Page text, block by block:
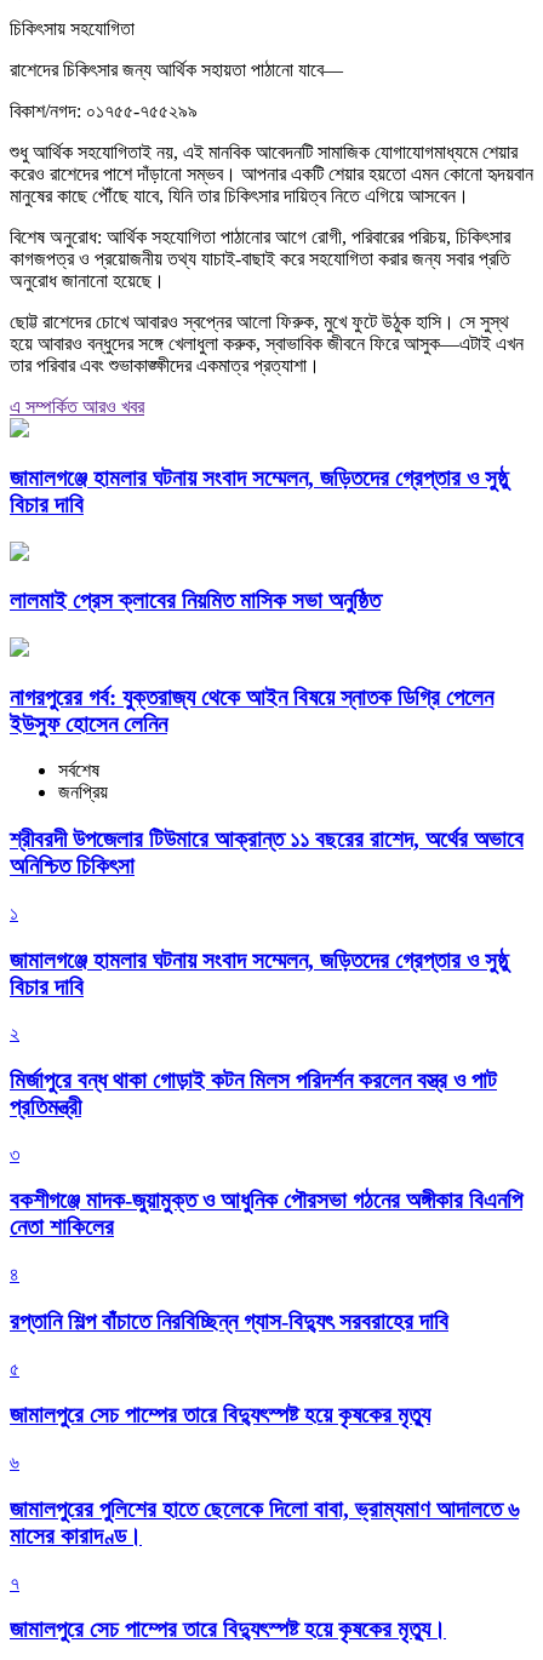
চিকিৎসায় সহযোগিতা
রাশেদের চিকিৎসার জন্য আর্থিক সহায়তা পাঠানো যাবে—
বিকাশ/নগদ: ০১৭৫৫-৭৫৫২৯৯
শুধু আর্থিক সহযোগিতাই নয়, এই মানবিক আবেদনটি সামাজিক যোগাযোগমাধ্যমে শেয়ার
করেও রাশেদের পাশে দাঁড়ানো সম্ভব। আপনার একটি শেয়ার হয়তো এমন কোনো হৃদয়বান
মানুষের কাছে পৌঁছে যাবে, যিনি তার চিকিৎসার দায়িত্ব নিতে এগিয়ে আসবেন।
বিশেষ অনুরোধ: আর্থিক সহযোগিতা পাঠানোর আগে রোগী, পরিবারের পরিচয়, চিকিৎসার
কাগজপত্র ও প্রয়োজনীয় তথ্য যাচাই-বাছাই করে সহযোগিতা করার জন্য সবার প্রতি
অনুরোধ জানানো হয়েছে।
ছোট্ট রাশেদের চোখে আবারও স্বপ্নের আলো ফিরুক, মুখে ফুটে উঠুক হাসি। সে সুস্থ
হয়ে আবারও বন্ধুদের সঙ্গে খেলাধুলা করুক, স্বাভাবিক জীবনে ফিরে আসুক—এটাই এখন
তার পরিবার এবং শুভাকাঙ্ক্ষীদের একমাত্র প্রত্যাশা।
এ সম্পর্কিত আরও খবর
জামালগঞ্জে হামলার ঘটনায় সংবাদ সম্মেলন, জড়িতদের গ্রেপ্তার ও সুষ্ঠু
বিচার দাবি
লালমাই প্রেস ক্লাবের নিয়মিত মাসিক সভা অনুষ্ঠিত
নাগরপুরের গর্ব: যুক্তরাজ্য থেকে আইন বিষয়ে স্নাতক ডিগ্রি পেলেন
ইউসুফ হোসেন লেনিন
সর্বশেষ
জনপ্রিয়
শ্রীবরদী উপজেলার টিউমারে আক্রান্ত ১১ বছরের রাশেদ, অর্থের অভাবে
অনিশ্চিত চিকিৎসা
১
জামালগঞ্জে হামলার ঘটনায় সংবাদ সম্মেলন, জড়িতদের গ্রেপ্তার ও সুষ্ঠু
বিচার দাবি
২
মির্জাপুরে বন্ধ থাকা গোড়াই কটন মিলস পরিদর্শন করলেন বস্ত্র ও পাট
প্রতিমন্ত্রী
৩
বকশীগঞ্জে মাদক-জুয়ামুক্ত ও আধুনিক পৌরসভা গঠনের অঙ্গীকার বিএনপি
নেতা শাকিলের
৪
রপ্তানি শিল্প বাঁচাতে নিরবিচ্ছিন্ন গ্যাস-বিদ্যুৎ সরবরাহের দাবি
৫
জামালপুরে সেচ পাম্পের তারে বিদ্যুৎস্পষ্ট হয়ে কৃষকের মৃত্যু
৬
জামালপুরের পুলিশের হাতে ছেলেকে দিলো বাবা, ভ্রাম্যমাণ আদালতে ৬
মাসের কারাদণ্ড।
৭
জামালপুরে সেচ পাম্পের তারে বিদ্যুৎস্পষ্ট হয়ে কৃষকের মৃত্যু।